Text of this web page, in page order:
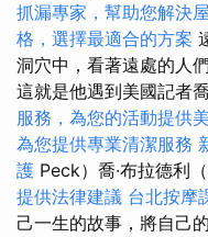
抓漏專家，幫助您解決
格，選擇最適合的方案
洞穴中，看著遠處的人
這就是他遇到美國記者
服務，為您的活動提供
為您提供專業清潔服務
護 Peck）喬·布拉德利
提供法律建議 台北按摩
己一生的故事，將自己